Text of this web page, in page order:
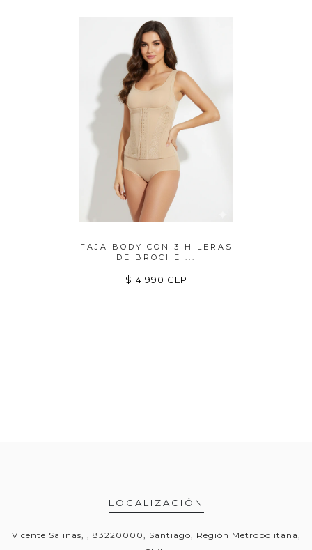
FAJA BODY CON 3 HILERAS
DE BROCHE ...
$14.990 CLP
LOCALIZACIÓN
Vicente Salinas, , 83220000, Santiago, Región Metropolitana,